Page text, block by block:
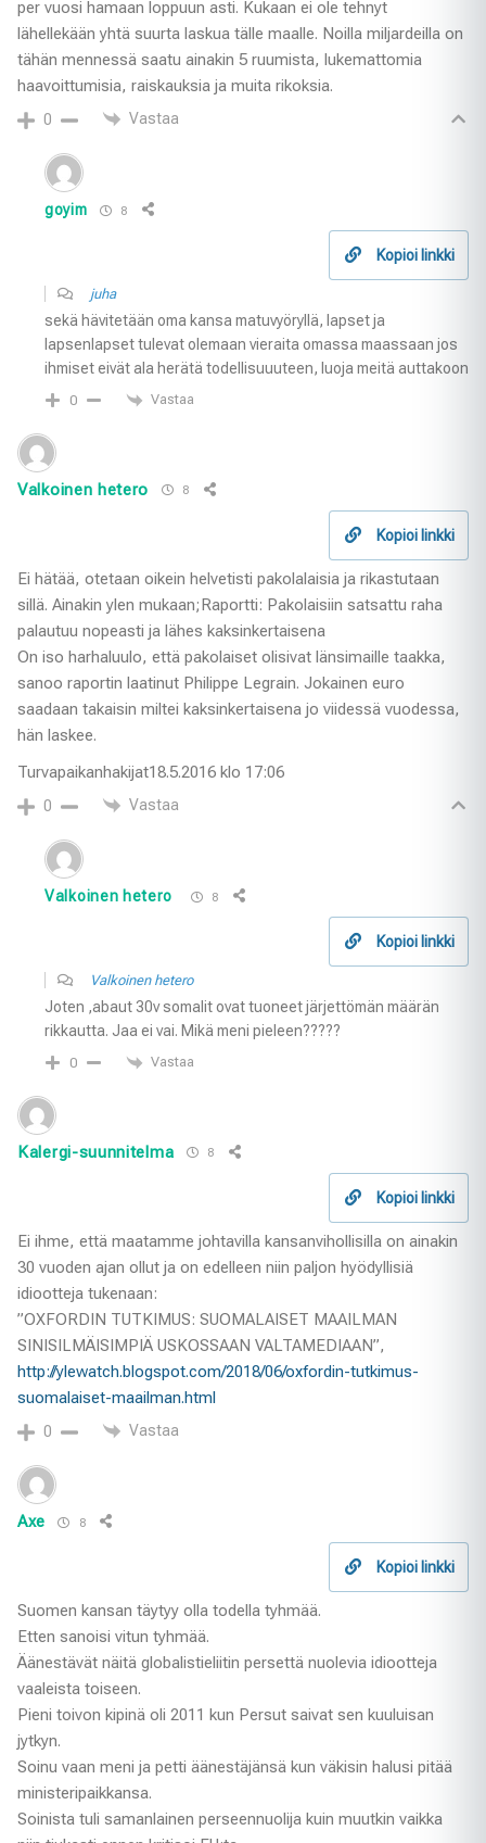
per vuosi hamaan loppuun asti. Kukaan ei ole tehnyt
lähellekään yhtä suurta laskua tälle maalle. Noilla miljardeilla on
tähän mennessä saatu ainakin 5 ruumista, lukemattomia
haavoittumisia, raiskauksia ja muita rikoksia.
0 Vastaa
goyim 8
Kopioi linkki
juha
sekä hävitetään oma kansa matuvyöryllä, lapset ja
lapsenlapset tulevat olemaan vieraita omassa maassaan jos
ihmiset eivät ala herätä todellisuuuteen, luoja meitä auttakoon
0 Vastaa
Valkoinen hetero 8
Kopioi linkki
Ei hätää, otetaan oikein helvetisti pakolalaisia ja rikastutaan
sillä. Ainakin ylen mukaan;Raportti: Pakolaisiin satsattu raha
palautuu nopeasti ja lähes kaksinkertaisena
On iso harhaluulo, että pakolaiset olisivat länsimaille taakka,
sanoo raportin laatinut Philippe Legrain. Jokainen euro
saadaan takaisin miltei kaksinkertaisena jo viidessä vuodessa,
hän laskee.
Turvapaikanhakijat18.5.2016 klo 17:06
0 Vastaa
Valkoinen hetero 8
Kopioi linkki
Valkoinen hetero
Joten ,abaut 30v somalit ovat tuoneet järjettömän määrän
rikkautta. Jaa ei vai. Mikä meni pieleen?????
0 Vastaa
Kalergi-suunnitelma 8
Kopioi linkki
Ei ihme, että maatamme johtavilla kansanvihollisilla on ainakin
30 vuoden ajan ollut ja on edelleen niin paljon hyödyllisiä
idiootteja tukenaan:
”OXFORDIN TUTKIMUS: SUOMALAISET MAAILMAN
SINISILMÄISIMPIÄ USKOSSAAN VALTAMEDIAAN”,
http://ylewatch.blogspot.com/2018/06/oxfordin-tutkimus-
suomalaiset-maailman.html
0 Vastaa
Axe 8
Kopioi linkki
Suomen kansan täytyy olla todella tyhmää.
Etten sanoisi vitun tyhmää.
Äänestävät näitä globalistieliitin persettä nuolevia idiootteja
vaaleista toiseen.
Pieni toivon kipinä oli 2011 kun Persut saivat sen kuuluisan
jytkyn.
Soinu vaan meni ja petti äänestäjänsä kun väkisin halusi pitää
ministeripaikkansa.
Soinista tuli samanlainen perseennuolija kuin muutkin vaikka